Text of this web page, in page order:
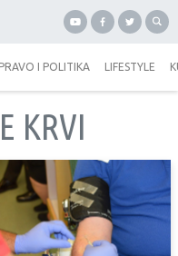
PRAVO I POLITIKA LIFESTYLE
KRVI